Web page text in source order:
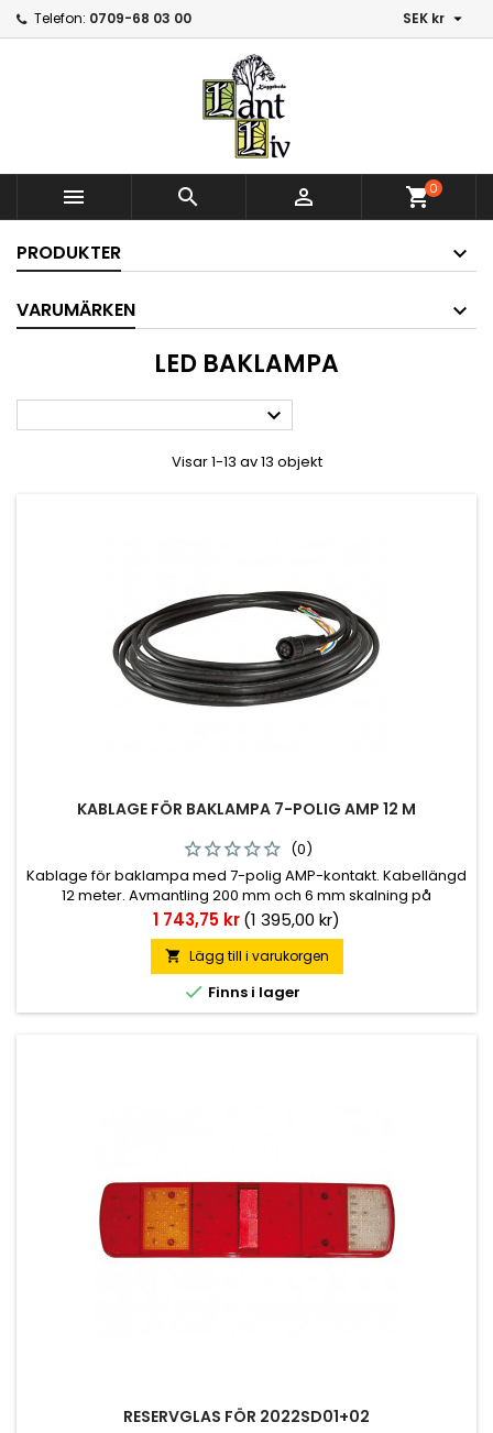
Telefon: 0709-68 03 00 SEK kr 
   shopping_cart0
PRODUKTER
VARUMÄRKEN
LED BAKLAMPA

Visar 1-13 av 13 objekt
KABLAGE FÖR BAKLAMPA 7-POLIG AMP 12 M
(0)
Kablage för baklampa med 7-polig AMP-kontakt. Kabellängd
12 meter. Avmantling 200 mm och 6 mm skalning på
kablarna.
Pris
1 743,75 kr(1 395,00 kr)
 Lägg till i varukorgen
 Finns i lager
RESERVGLAS FÖR 2022SD01+02